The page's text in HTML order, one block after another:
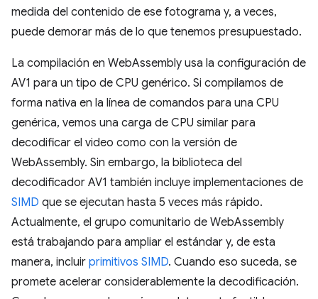
medida del contenido de ese fotograma y, a veces,
puede demorar más de lo que tenemos presupuestado.
La compilación en WebAssembly usa la configuración de
AV1 para un tipo de CPU genérico. Si compilamos de
forma nativa en la línea de comandos para una CPU
genérica, vemos una carga de CPU similar para
decodificar el video como con la versión de
WebAssembly. Sin embargo, la biblioteca del
decodificador AV1 también incluye implementaciones de
SIMD que se ejecutan hasta 5 veces más rápido.
Actualmente, el grupo comunitario de WebAssembly
está trabajando para ampliar el estándar y, de esta
manera, incluir primitivos SIMD. Cuando eso suceda, se
promete acelerar considerablemente la decodificación.